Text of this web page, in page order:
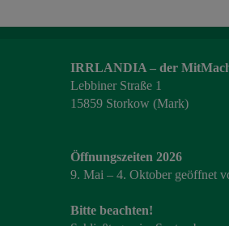
IRRLANDIA – der
Lebbiner Straße 1
15859 Storkow (Mark)
Öffnungszeiten 2026
9. Mai – 4. Oktober geöffnet
Bitte beachten!